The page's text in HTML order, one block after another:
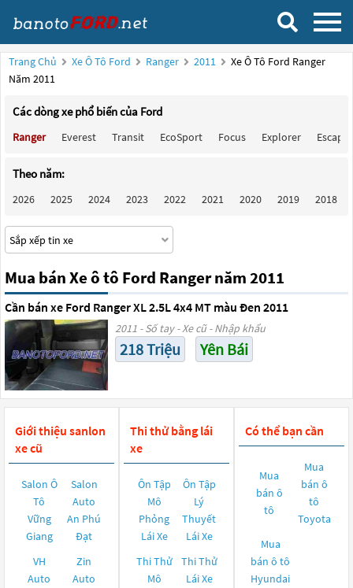
Trang Chủ Xe Ô Tô Ford Ranger 2011
Xe Ô Tô Ford Ranger
Năm 2011
Các dòng xe phổ biến của Ford
Ranger Everest Transit EcoSport Focus Explorer Escape
Theo năm:
2026 2025 2024 2023 2022 2021 2020 2019 2018
Mua bán Xe ô tô Ford Ranger năm 2011
Cần bán xe Ford Ranger XL 2.5L 4x4 MT màu Đen 2011
2011 - Số tay - Xe cũ - Nhập khẩu
218 Triệu Yên Bái
Giới thiệu sanlon
xe cũ
Salon Ô
Tô
Vững
Giang
Salon
Auto
An Phú
Đạt
VH
Auto
Zin
Auto
Thi thử bằng lái
xe
Ôn Tập
Mô
Phỏng
Lái Xe
Ôn Tập
Lý
Thuyết
Lái Xe
Thi Thử
Mô
Thi Thử
Lái Xe
Có thể bạn cần
Mua
bán ô
tô
Mua
bán ô
tô
Toyota
Mua
bán ô tô
Hyundai